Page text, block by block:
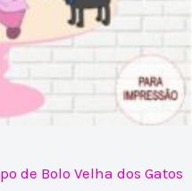
de Bolo Velha dos Gatos